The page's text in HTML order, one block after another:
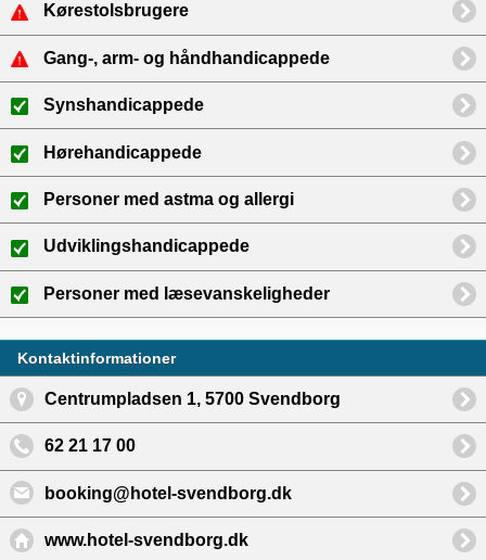
Kørestolsbrugere
Gang-, arm- og håndhandicappede
Synshandicappede
Hørehandicappede
Personer med astma og allergi
Udviklingshandicappede
Personer med læsevanskeligheder
Kontaktinformationer
Centrumpladsen 1, 5700 Svendborg
62 21 17 00
booking@hotel-svendborg.dk
www.hotel-svendborg.dk